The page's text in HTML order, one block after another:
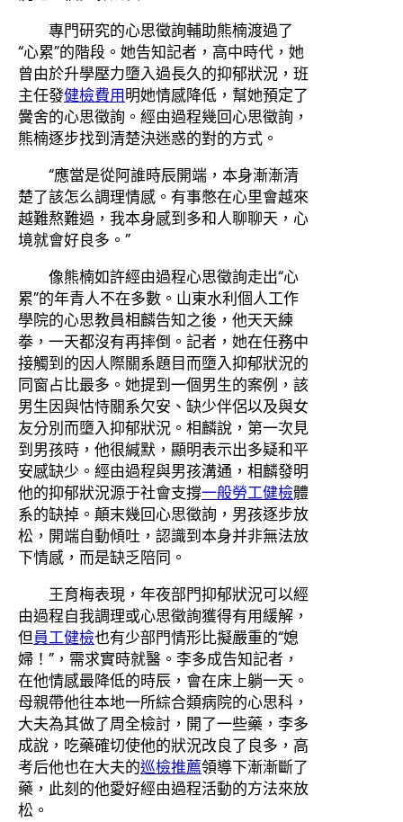
專門研究的心思徵詢輔助熊楠渡過了
“心累”的階段。她告知記者，高中時代，她
曾由於升學壓力墮入過長久的抑郁狀況，班
主任發健檢費用明她情感降低，幫她預定了
黌舍的心思徵詢。經由過程幾回心思徵詢，
熊楠逐步找到清楚決迷惑的對的方式。
“應當是從阿誰時辰開端，本身漸漸清
楚了該怎么調理情感。有事憋在心里會越來
越難熬難過，我本身感到多和人聊聊天，心
境就會好良多。”
像熊楠如許經由過程心思徵詢走出“心
累”的年青人不在多數。山東水利個人工作
學院的心思教員相麟告知之後，他天天練
拳，一天都沒有再摔倒。記者，她在任務中
接觸到的因人際關系題目而墮入抑郁狀況的
同窗占比最多。她提到一個男生的案例，該
男生因與怙恃關系欠安、缺少伴侶以及與女
友分別而墮入抑郁狀況。相麟說，第一次見
到男孩時，他很緘默，顯明表示出多疑和平
安感缺少。經由過程與男孩溝通，相麟發明
他的抑郁狀況源于社會支撐一般勞工健檢體
系的缺掉。顛末幾回心思徵詢，男孩逐步放
松，開端自動傾吐，認識到本身并非無法放
下情感，而是缺乏陪同。
王育梅表現，年夜部門抑郁狀況可以經
由過程自我調理或心思徵詢獲得有用緩解，
但員工健檢也有少部門情形比擬嚴重的“媳
婦！”，需求實時就醫。李多成告知記者，
在他情感最降低的時辰，會在床上躺一天。
母親帶他往本地一所綜合類病院的心思科，
大夫為其做了周全檢討，開了一些藥，李多
成說，吃藥確切使他的狀況改良了良多，高
考后他也在大夫的巡檢推薦領導下漸漸斷了
藥，此刻的他愛好經由過程活動的方法來放
松。